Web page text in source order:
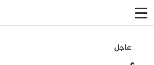
عاجل